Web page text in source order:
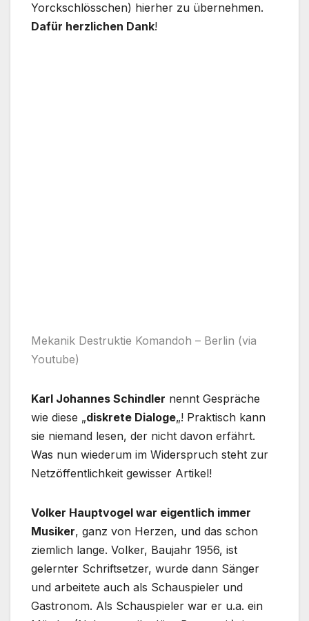
Yorckschlösschen) hierher zu übernehmen.
Dafür herzlichen Dank!
Mekanik Destruktie Komandoh – Berlin (via
Youtube)
Karl Johannes Schindler nennt Gespräche
wie diese „diskrete Dialoge„! Praktisch kann
sie niemand lesen, der nicht davon erfährt.
Was nun wiederum im Widerspruch steht zur
Netzöffentlichkeit gewisser Artikel!
Volker Hauptvogel war eigentlich immer
Musiker, ganz von Herzen, und das schon
ziemlich lange. Volker, Baujahr 1956, ist
gelernter Schriftsetzer, wurde dann Sänger
und arbeitete auch als Schauspieler und
Gastronom. Als Schauspieler war er u.a. ein